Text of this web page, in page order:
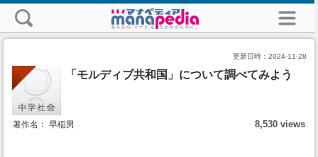
更新日時： 2024-11-28
「モルディブ共和国」について調べてみよう
著作名： 早稲男 8,530 views